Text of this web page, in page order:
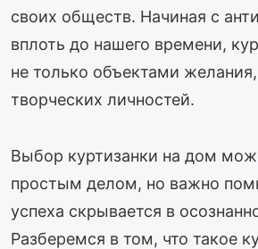
своих обществ. Начиная с
вплоть до нашего времени,
не только объектами
творческих личностей.
Выбор куртизанки на дом
простым делом, но важно
успеха скрывается в
Разберемся в том, что такое